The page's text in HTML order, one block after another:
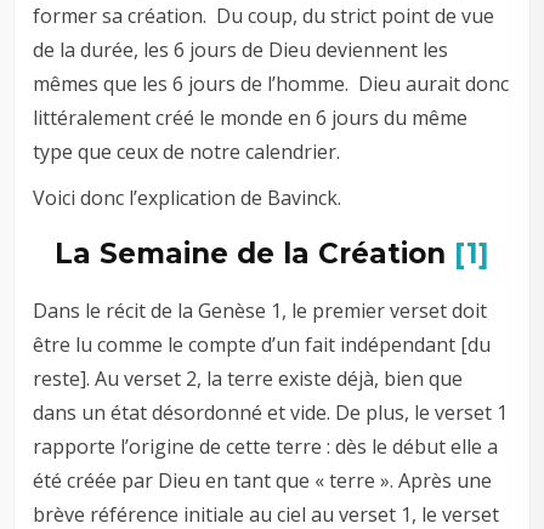
former sa création. Du coup, du strict point de vue
de la durée, les 6 jours de Dieu deviennent les
mêmes que les 6 jours de l’homme. Dieu aurait donc
littéralement créé le monde en 6 jours du même
type que ceux de notre calendrier.
Voici donc l’explication de Bavinck.
La Semaine de la Création [1]
Dans le récit de la Genèse 1, le premier verset doit
être lu comme le compte d’un fait indépendant [du
reste]. Au verset 2, la terre existe déjà, bien que
dans un état désordonné et vide. De plus, le verset 1
rapporte l’origine de cette terre : dès le début elle a
été créée par Dieu en tant que « terre ». Après une
brève référence initiale au ciel au verset 1, le verset